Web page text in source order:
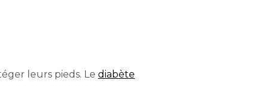
leurs pieds. Le diabète